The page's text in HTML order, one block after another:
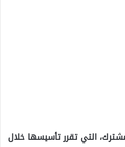
التي تقرر تأسيسها خلال